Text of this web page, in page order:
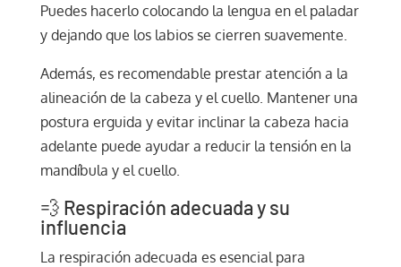
Puedes hacerlo colocando la lengua en el paladar
y dejando que los labios se cierren suavemente.
Además, es recomendable prestar atención a la
alineación de la cabeza y el cuello. Mantener una
postura erguida y evitar inclinar la cabeza hacia
adelante puede ayudar a reducir la tensión en la
mandíbula y el cuello.
💨 Respiración adecuada y su
influencia
La respiración adecuada es esencial para